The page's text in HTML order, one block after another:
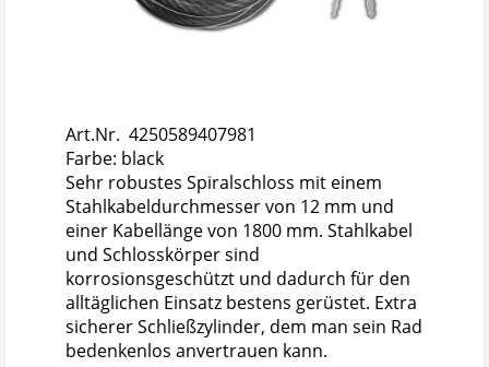
Art.Nr. 4250589407981
Farbe: black
Sehr robustes Spiralschloss mit einem
Stahlkabeldurchmesser von 12 mm und
einer Kabellänge von 1800 mm. Stahlkabel
und Schlosskörper sind
korrosionsgeschützt und dadurch für den
alltäglichen Einsatz bestens gerüstet. Extra
sicherer Schließzylinder, dem man sein Rad
bedenkenlos anvertrauen kann.